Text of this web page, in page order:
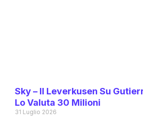
Sky – Il Leverkusen Su
Lo Valuta 30 Milioni
31 Luglio 2026